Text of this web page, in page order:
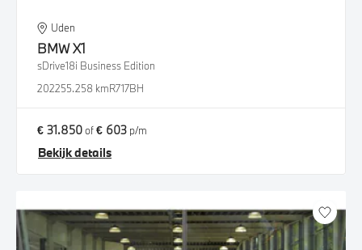
Uden
BMWX1
sDrive18i Business Edition
202255.258 kmR717BH
€ 31.850of€ 603 p/m
Bekijk details